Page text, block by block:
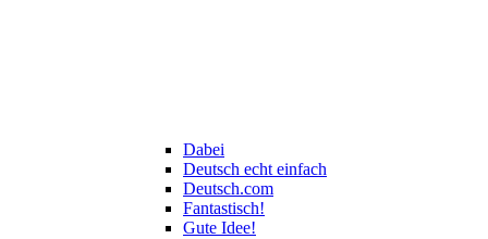
Dabei
Deutsch echt einfach
Deutsch.com
Fantastisch!
Gute Idee!